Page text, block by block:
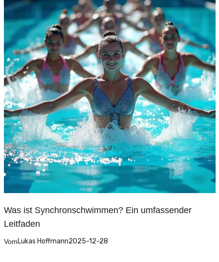
Was ist Synchronschwimmen? Ein umfassender
Leitfaden
VomLukas Hoffmann2025-12-28